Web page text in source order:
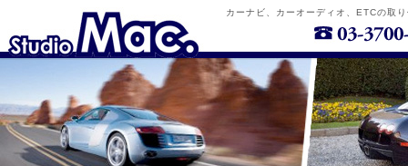
カーナビ、カーオーディオ、ETCの取